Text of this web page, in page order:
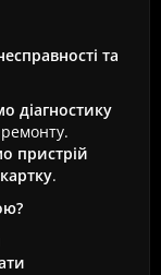
та
діагностику
пристрій
.